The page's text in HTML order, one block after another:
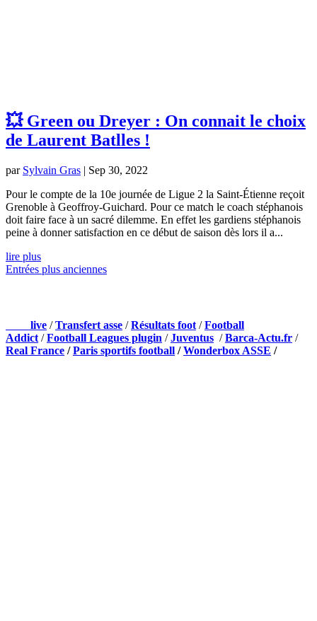
💥 Green ou Dreyer : On connait le choix
de Laurent Batlles !
par Sylvain Gras | Sep 30, 2022
Pour le compte de la 10e journée de Ligue 2 la Saint-Étienne reçoit
Grenoble à Geoffroy-Guichard. Pour ce match le coach stéphanois
doit faire face à un sacré dilemme. En effet les gardiens stéphanois
peine à donner satisfaction en ce début de saison dès lors il a...
lire plus
Entrées plus anciennes
live /Transfert asse /Résultats foot /Football
Addict /Football Leagues plugin /Juventus /Barca-Actu.fr /
Real France /Paris sportifs football /Wonderbox ASSE /